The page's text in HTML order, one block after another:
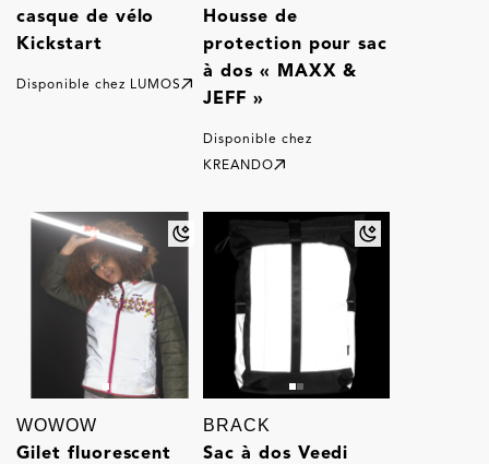
casque de vélo
Kickstart
Disponible chez LUMOS
Housse de
protection pour sac
à dos « MAXX &
JEFF »
Disponible chez
KREANDO
WOWOW
Gilet fluorescent
BRACK
Sac à dos Veedi